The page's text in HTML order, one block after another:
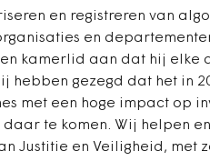
en registreren van
en
kamerlid aan dat hij elke
hebben gezegd dat het in
met een hoge impact op
daar te komen. Wij helpen
Justitie en Veiligheid, met